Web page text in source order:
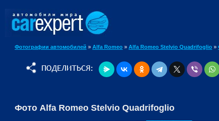
Фотографии автомобилей » Alfa Romeo » Alfa Romeo Stelvio Quadrifoglio »
Фото Alfa Romeo Stelvio Quadrifoglio